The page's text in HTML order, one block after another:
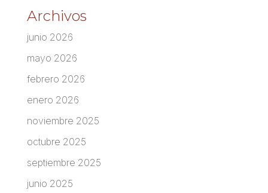
Archivos
junio 2026
mayo 2026
febrero 2026
enero 2026
noviembre 2025
octubre 2025
septiembre 2025
junio 2025